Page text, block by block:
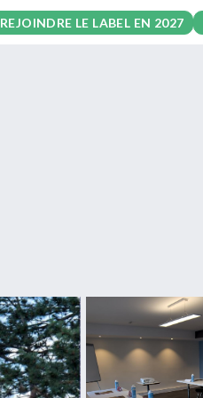
REJOINDRE LE LABEL EN 2027